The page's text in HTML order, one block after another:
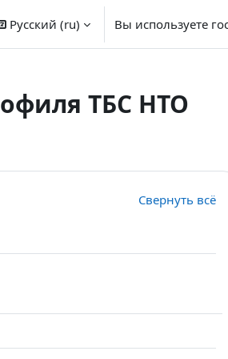
Русский ‎(ru)‎ Вы используете
ТБС НТО
Свернуть всё